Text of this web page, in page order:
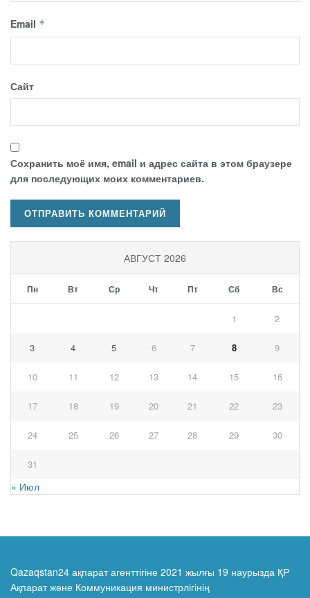
Email *
Сайт
Сохранить моё имя, email и адрес сайта в этом браузере
для последующих моих комментариев.
АВГУСТ 2026
Пн Вт Ср Чт Пт Сб Вс
1 2
3 4 5 6 7 8 9
10 11 12 13 14 15 16
17 18 19 20 21 22 23
24 25 26 27 28 29 30
31
« Июл
Qazaqstan24 ақпарат агенттігіне 2021 жылғы 19 наурызда ҚР
Ақпарат және Коммуникация министрлігінің